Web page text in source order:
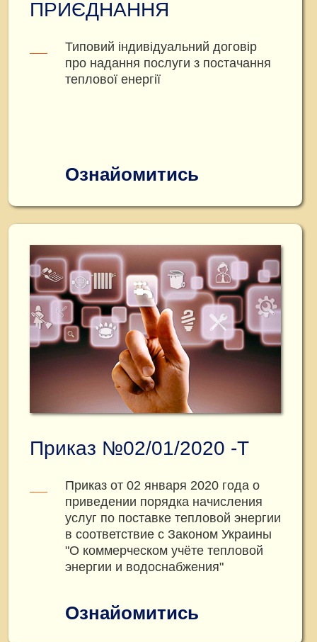
ПРИЄДНАННЯ
Типовий індивідуальний договір
про надання послуги з постачання
теплової енергії
Ознайомитись
Приказ №02/01/2020 -Т
Приказ от 02 января 2020 года о
приведении порядка начисления
услуг по поставке тепловой энергии
в соответствие с Законом Украины
"О коммерческом учёте тепловой
энергии и водоснабжения"
Ознайомитись